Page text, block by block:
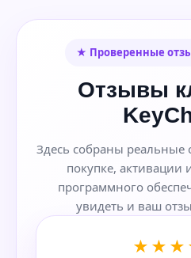
★ Проверенные
Отзывы
Здесь собраны реальные
покупке, активации
программного
увидеть и ваш